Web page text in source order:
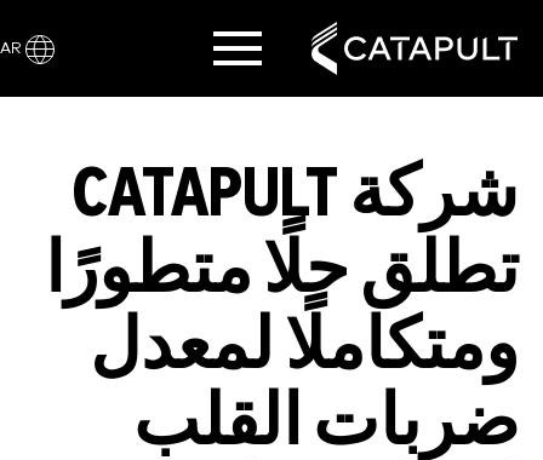
شركة CATAPULT
تطلق حلًا متطورًا
ومتكاملًا لمعدل
ضربات القلب